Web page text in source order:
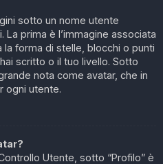
sotto un nome utente
prima è l’immagine associata
forma di stelle, blocchi o punti
scritto o il tuo livello. Sotto
nota come avatar, che in
ogni utente.
Utente, sotto “Profilo” è